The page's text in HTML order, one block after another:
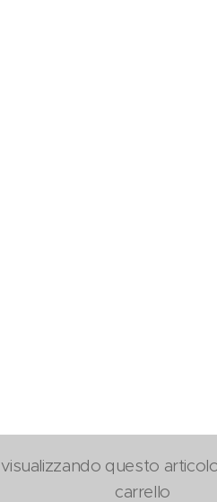
visualizzando questo
carrello